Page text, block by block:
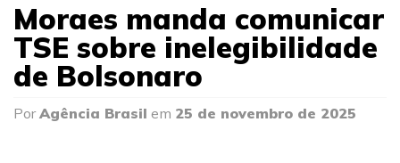
Moraes manda comunicar
TSE sobre inelegibilidade
de Bolsonaro
PorAgência Brasil em 25 de novembro de 2025